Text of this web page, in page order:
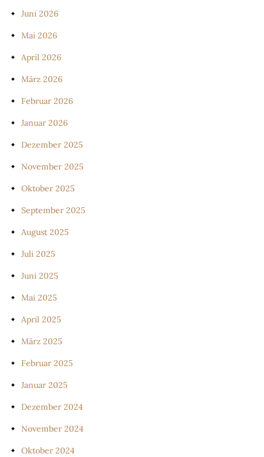
Juni 2026
Mai 2026
April 2026
März 2026
Februar 2026
Januar 2026
Dezember 2025
November 2025
Oktober 2025
September 2025
August 2025
Juli 2025
Juni 2025
Mai 2025
April 2025
März 2025
Februar 2025
Januar 2025
Dezember 2024
November 2024
Oktober 2024